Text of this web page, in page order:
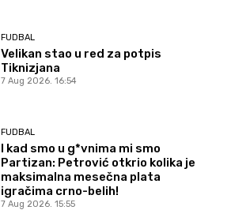
FUDBAL
Velikan stao u red za potpis
Tiknizjana
7 Aug 2026. 16:54
FUDBAL
I kad smo u g*vnima mi smo
Partizan: Petrović otkrio kolika je
maksimalna mesečna plata
igračima crno-belih!
7 Aug 2026. 15:55